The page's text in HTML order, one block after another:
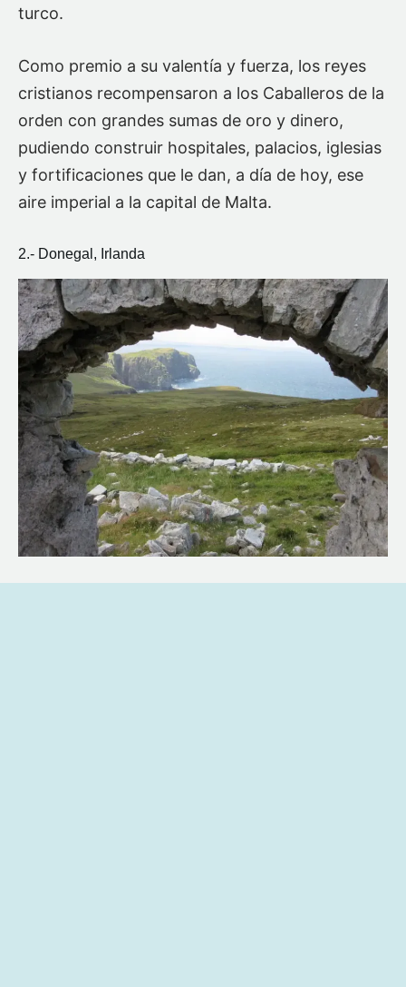
turco.
Como premio a su valentía y fuerza, los reyes
cristianos recompensaron a los Caballeros de la
orden con grandes sumas de oro y dinero,
pudiendo construir hospitales, palacios, iglesias
y fortificaciones que le dan, a día de hoy, ese
aire imperial a la capital de Malta.
2.- Donegal, Irlanda